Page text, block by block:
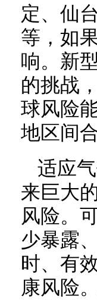
定、仙
等，如
响。新
的挑战
球风险
地区间
适应
来巨大
风险。
少暴露
时、有
康风险